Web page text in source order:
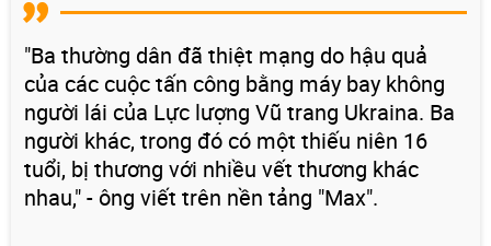
"Ba thường dân đã thiệt mạng do hậu quả
của các cuộc tấn công bằng máy bay không
người lái của Lực lượng Vũ trang Ukraina. Ba
người khác, trong đó có một thiếu niên 16
tuổi, bị thương với nhiều vết thương khác
nhau," - ông viết trên nền tảng "Max".